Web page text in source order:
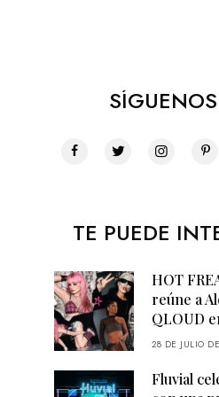
TE PUEDE
HOT
reúne a
QLOUD
28 DE JULIO
Fluvial